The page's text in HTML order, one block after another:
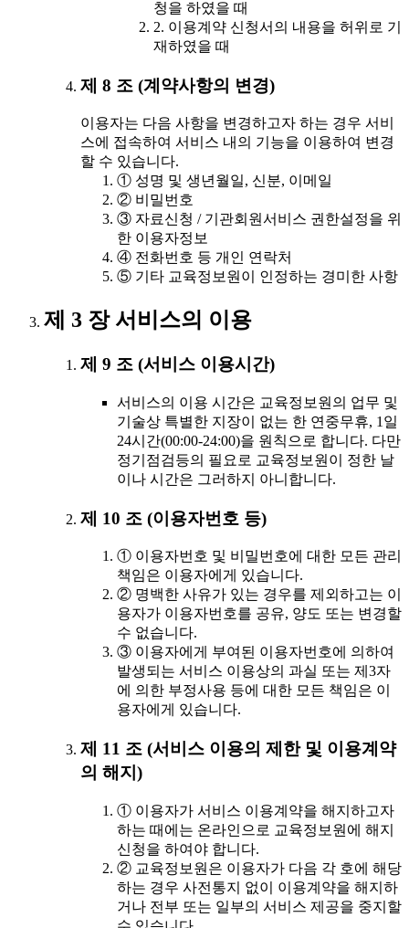
청을 하였을 때
2. 이용계약 신청서의 내용을 허위로 기
재하였을 때
제 8 조 (계약사항의 변경)
이용자는 다음 사항을 변경하고자 하는 경우 서비
스에 접속하여 서비스 내의 기능을 이용하여 변경
할 수 있습니다.
① 성명 및 생년월일, 신분, 이메일
② 비밀번호
③ 자료신청 / 기관회원서비스 권한설정을 위
한 이용자정보
④ 전화번호 등 개인 연락처
⑤ 기타 교육정보원이 인정하는 경미한 사항
제 3 장 서비스의 이용
제 9 조 (서비스 이용시간)
서비스의 이용 시간은 교육정보원의 업무 및
기술상 특별한 지장이 없는 한 연중무휴, 1일
24시간(00:00-24:00)을 원칙으로 합니다. 다만
정기점검등의 필요로 교육정보원이 정한 날
이나 시간은 그러하지 아니합니다.
제 10 조 (이용자번호 등)
① 이용자번호 및 비밀번호에 대한 모든 관리
책임은 이용자에게 있습니다.
② 명백한 사유가 있는 경우를 제외하고는 이
용자가 이용자번호를 공유, 양도 또는 변경할
수 없습니다.
③ 이용자에게 부여된 이용자번호에 의하여
발생되는 서비스 이용상의 과실 또는 제3자
에 의한 부정사용 등에 대한 모든 책임은 이
용자에게 있습니다.
제 11 조 (서비스 이용의 제한 및 이용계약
의 해지)
① 이용자가 서비스 이용계약을 해지하고자
하는 때에는 온라인으로 교육정보원에 해지
신청을 하여야 합니다.
② 교육정보원은 이용자가 다음 각 호에 해당
하는 경우 사전통지 없이 이용계약을 해지하
거나 전부 또는 일부의 서비스 제공을 중지할